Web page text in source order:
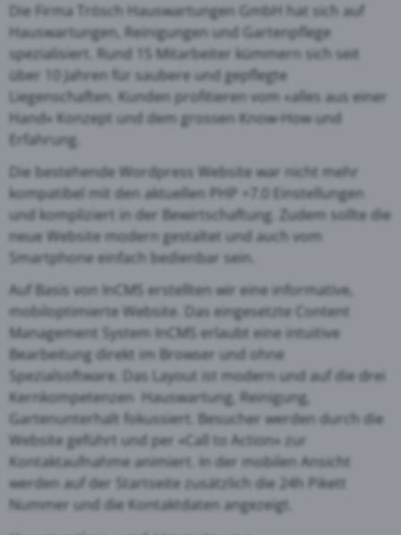
Die Firma Trösch Hauswartungen GmbH hat sich auf
Hauswartungen, Reinigungen und Gartenpflege
spezialisiert. Rund 15 Mitarbeiter kümmern sich seit
über 10 Jahren für saubere und gepflegte
Liegenschaften. Kunden profitieren vom «alles aus einer
Hand» Konzept und dem grossen Know-How und
Erfahrung.
Die bestehende Wordpress Website war nicht mehr
kompatibel mit den aktuellen PHP +7.0 Einstellungen
und kompliziert in der Bewirtschaftung. Zudem sollte die
neue Website modern gestaltet und auch vom
Smartphone einfach bedienbar sein.
Auf Basis von InCMS erstellten wir eine informative,
mobiloptimierte Website. Das eingesetzte Content
Management System InCMS erlaubt eine intuitive
Bearbeitung direkt im Browser und ohne
Spezialsoftware. Das Layout ist modern und auf die drei
Kernkompetenzen Hauswartung, Reinigung,
Gartenunterhalt fokussiert. Besucher werden durch die
Website geführt und per «Call to Action» zur
Kontaktaufnahme animiert. In der mobilen Ansicht
werden auf der Startseite zusätzlich die 24h Pikett
Nummer und die Kontaktdaten angezeigt.